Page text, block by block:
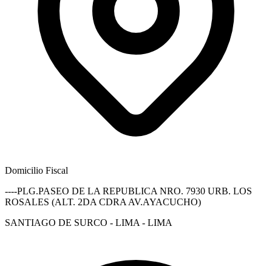
Domicilio Fiscal
----PLG.PASEO DE LA REPUBLICA NRO. 7930 URB. LOS
ROSALES (ALT. 2DA CDRA AV.AYACUCHO)
SANTIAGO DE SURCO - LIMA - LIMA